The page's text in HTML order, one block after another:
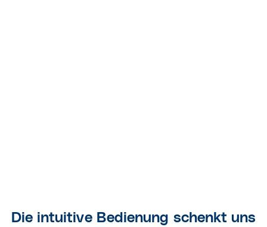
Die intuitive Bedienung schenkt uns